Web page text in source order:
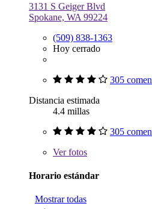
3131 S Geiger Blvd
Spokane, WA 99224
(509) 838-1363
Hoy cerrado
305
Distancia estimada
4.4 millas
305
Verfotos
Horario estándar
Mostrar todas